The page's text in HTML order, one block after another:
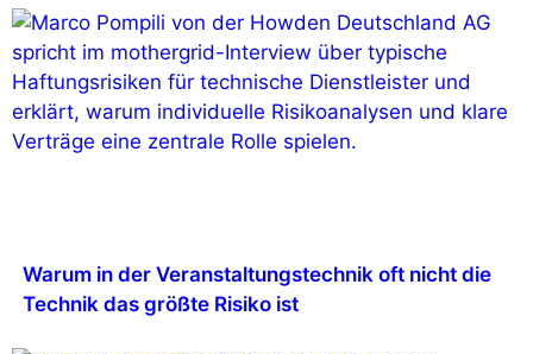
Warum in der Veranstaltungstechnik oft nicht die
Technik das größte Risiko ist